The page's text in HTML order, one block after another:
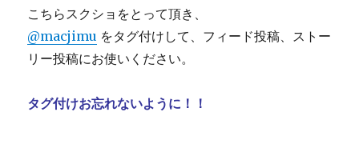
こちらスクショをとって頂き、
@macjimu をタグ付けして、フィード投稿、ストー
リー投稿にお使いください。
タグ付けお忘れないように！！